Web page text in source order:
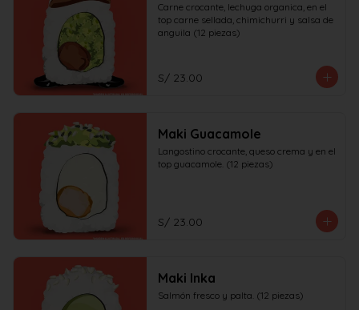
Carne crocante, lechuga organica, en el
top carne sellada, chimichurri y salsa de
anguila (12 piezas)
S/ 23.00
Maki Guacamole
Langostino crocante, queso crema y en el
top guacamole. (12 piezas)
S/ 23.00
Maki Inka
Salmón fresco y palta. (12 piezas)